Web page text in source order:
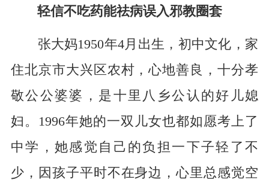
轻信不吃药能祛病误入邪教圈套
张大妈1950年4月出生，初中文化，家
住北京市大兴区农村，心地善良，十分孝
敬公公婆婆，是十里八乡公认的好儿媳
妇。1996年她的一双儿女也都如愿考上了
中学，她感觉自己的负担一下子轻了不
少，因孩子平时不在身边，心里总感觉空